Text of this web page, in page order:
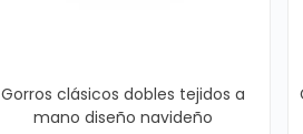
Gorros clásicos dobles tejidos a
mano diseño navideño